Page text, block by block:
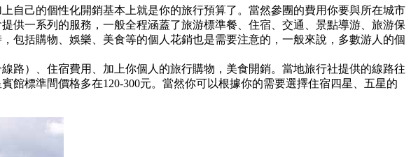
自己的個性化開銷基本上就是你的旅行預算了。當然參團的費用你要與所在城市
供一系列的服務，一般全程涵蓋了旅游標準餐、住宿、交通、景點導游、旅游保
包括購物、娛樂、美食等的個人花銷也是需要注意的，一般來說，多數游人的個
路）、住宿費用、加上你個人的旅行購物，美食開銷。當地旅行社提供的線路往
標準間價格多在120-300元。當然你可以根據你的需要選擇住宿四星、五星的